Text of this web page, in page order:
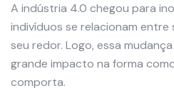
A indústria 4.0 chegou para
indivíduos se relacionam
seu redor. Logo, essa
grande impacto na forma
comporta.